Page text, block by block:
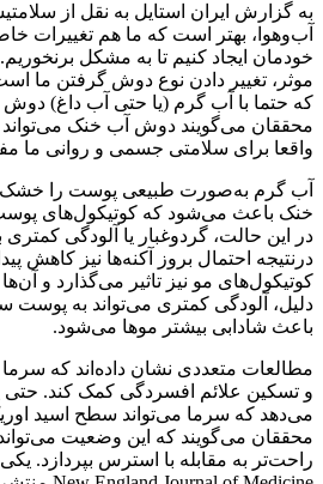
به گزارش ایران استایل به نقل از
آب‌وهوا، بهتر است که ما هم تغییرات
خودمان ایجاد کنیم تا به مشکل
موثر، تغییر دادن نوع دوش گرفتن ما
که حتما با آب گرم (یا حتی آب داغ) دوش
محققان می‌گویند دوش آب خنک
واقعا برای سلامتی جسمی و روانی ما
آب گرم به‌صورت طبیعی پوست را خشک
خنک باعث می‌شود که کوتیکول‌های
در این حالت، گردوغبار یا آلودگی
درنتیجه احتمال بروز آکنه‌ها نیز کاهش
کوتیکول‌های مو نیز تاثیر می‌گذارد و
دلیل، آلودگی کمتری می‌تواند به پوست
باعث شادابی بیشتر موها می‌شود.
مطالعات متعددی نشان داده‌اند که
و تسکین علائم افسردگی کمک کند. حتی
می‌دهد که سرما می‌تواند سطح اسید
محققان می‌گویند که این وضعیت
راحت‌تر به مقابله با استرس بپردازد.